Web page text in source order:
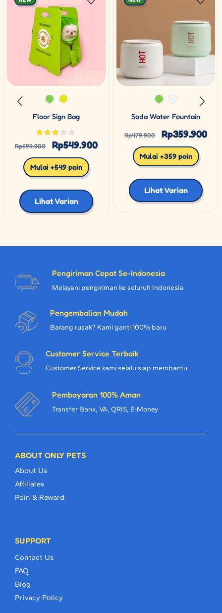
Floor Sign Bag
Rp699.900 Rp549.900
Mulai +549 poin
Lihat Varian
Soda Water Fountain
Rp479.900 Rp359.900
Mulai +359 poin
Lihat Varian
Pengiriman Cepat Se-Indonesia
Melayani pengiriman ke seluruh Indonesia
Pengembalian Mudah
Barang rusak? Kami ganti 100% baru
Customer Service Terbaik
Customer Service kami selalu siap membantu
Pembayaran 100% Aman
Transfer Bank, VA, QRIS, E-Money
ABOUT ONLY PETS
About Us
Affiliates
Poin & Reward
SUPPORT
Contact Us
FAQ
Blog
Privacy Policy